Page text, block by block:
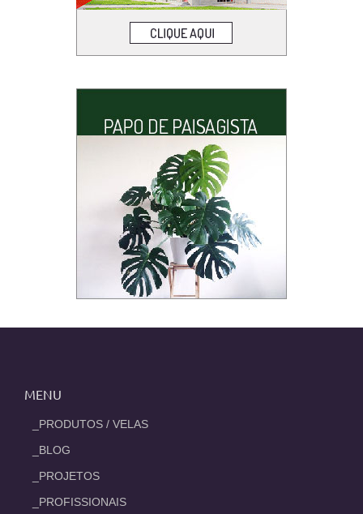
MENU
_PRODUTOS / VELAS
_BLOG
_PROJETOS
_PROFISSIONAIS